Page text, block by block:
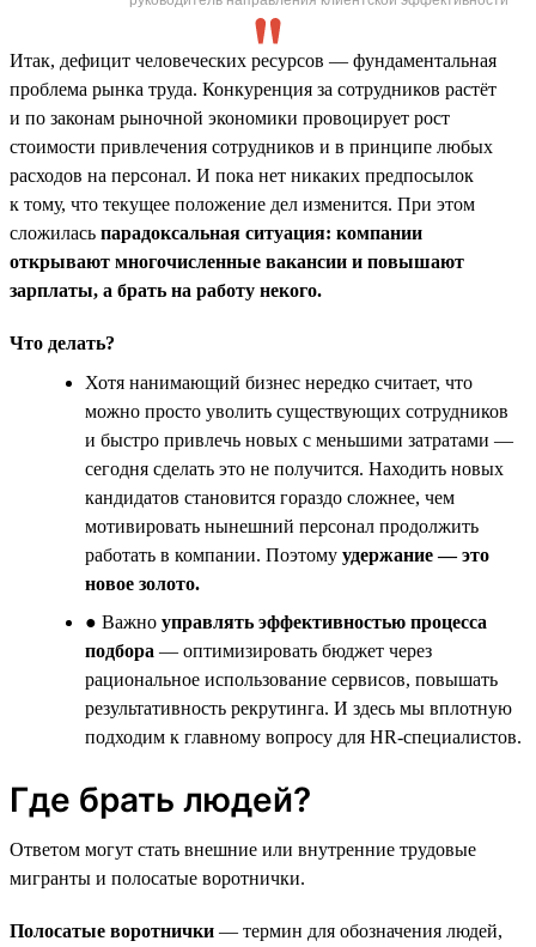
Итак, дефицит человеческих ресурсов — фундаментальная
проблема рынка труда. Конкуренция за сотрудников растёт
и по законам рыночной экономики провоцирует рост
стоимости привлечения сотрудников и в принципе любых
расходов на персонал. И пока нет никаких предпосылок
к тому, что текущее положение дел изменится. При этом
сложилась парадоксальная ситуация: компании
открывают многочисленные вакансии и повышают
зарплаты, а брать на работу некого.
Что делать?
Хотя нанимающий бизнес нередко считает, что
можно просто уволить существующих сотрудников
и быстро привлечь новых с меньшими затратами —
сегодня сделать это не получится. Находить новых
кандидатов становится гораздо сложнее, чем
мотивировать нынешний персонал продолжить
работать в компании. Поэтому удержание — это
новое золото.
● Важно управлять эффективностью процесса
подбора — оптимизировать бюджет через
рациональное использование сервисов, повышать
результативность рекрутинга. И здесь мы вплотную
подходим к главному вопросу для HR-специалистов.
Где брать людей?
Ответом могут стать внешние или внутренние трудовые
мигранты и полосатые воротнички.
Полосатые воротнички — термин для обозначения людей,